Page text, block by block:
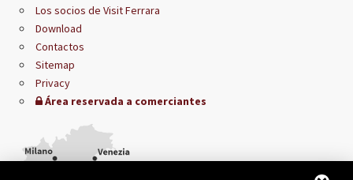
Los socios de Visit Ferrara
Download
Contactos
Sitemap
Privacy
Área reservada a comerciantes